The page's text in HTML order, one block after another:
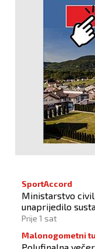
SportAccord
Ministarstvo
unaprijedilo
sportskih
Prije 1 sat
Malonogometni